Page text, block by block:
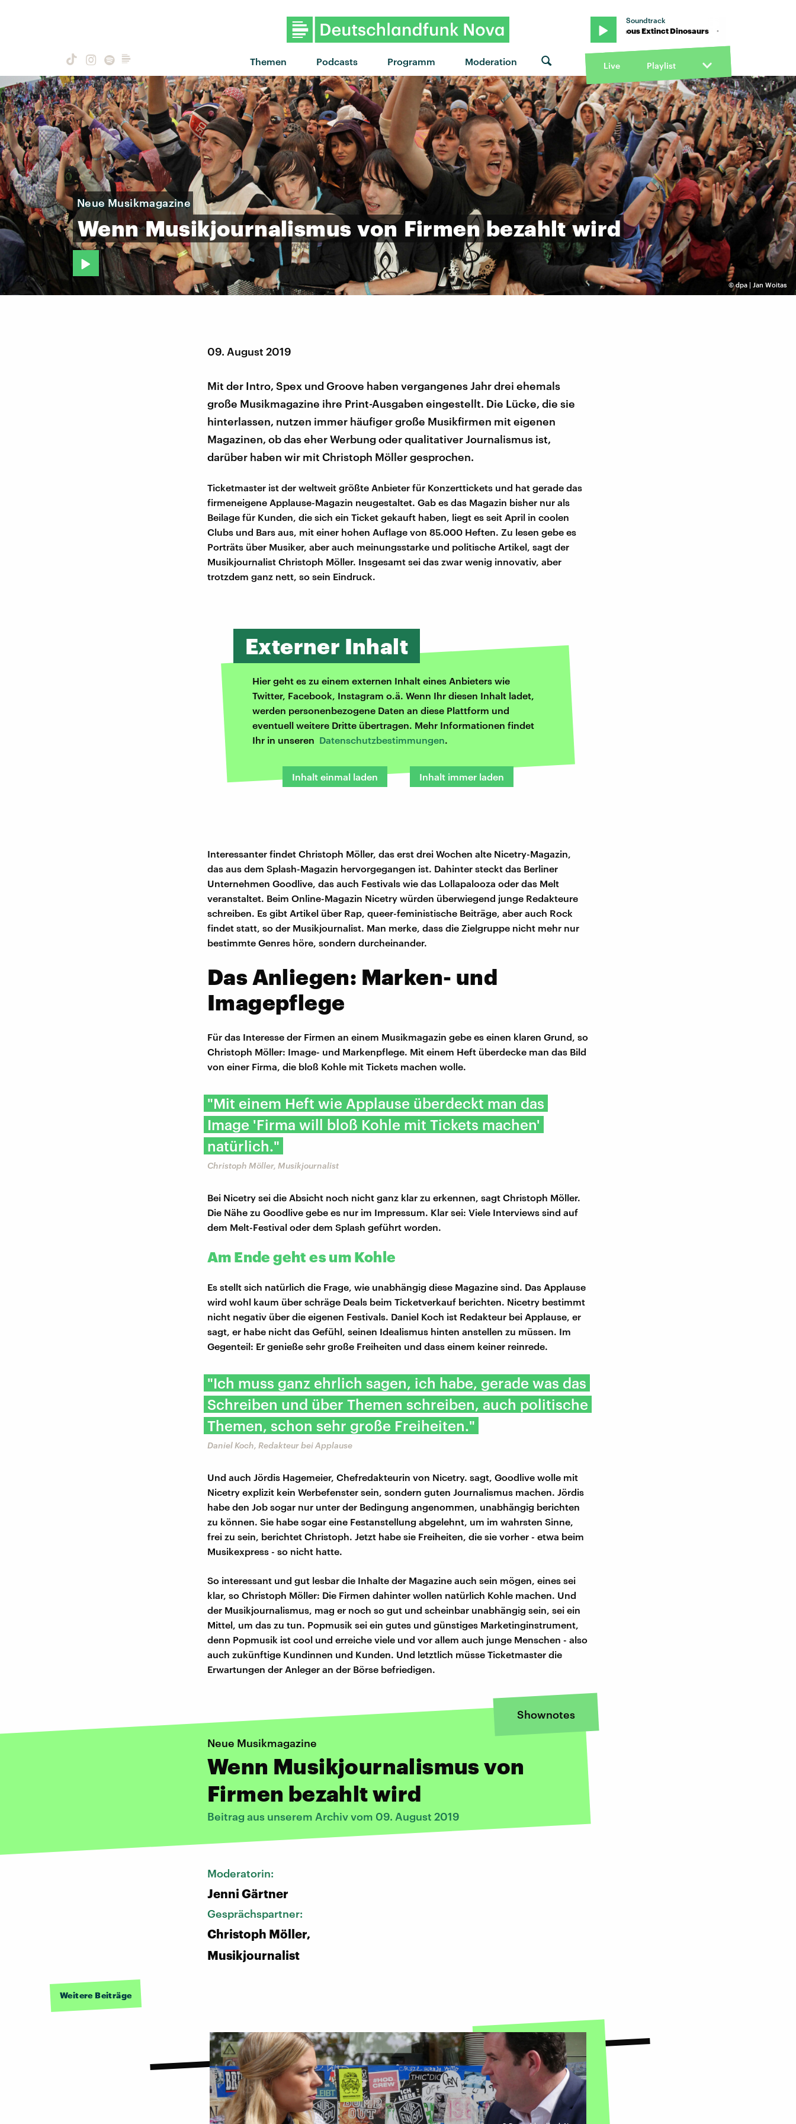
Themen Podcasts Programm Moderation
Soundtrack
"Never seen you dance" von Totally Enormous Extinct Dinosaurs · "Never seen you dance" von
Live Playlist
©dpa | Jan Woitas
Neue Musikmagazine
Wenn Musikjournalismus von Firmen bezahlt wird
09. August 2019
Mit der Intro, Spex und Groove haben vergangenes Jahr drei ehemals
große Musikmagazine ihre Print-Ausgaben eingestellt. Die Lücke, die sie
hinterlassen, nutzen immer häufiger große Musikfirmen mit eigenen
Magazinen, ob das eher Werbung oder qualitativer Journalismus ist,
darüber haben wir mit Christoph Möller gesprochen.
Ticketmaster ist der weltweit größte Anbieter für Konzerttickets und hat gerade das
firmeneigene Applause-Magazin neugestaltet. Gab es das Magazin bisher nur als
Beilage für Kunden, die sich ein Ticket gekauft haben, liegt es seit April in coolen
Clubs und Bars aus, mit einer hohen Auflage von 85.000 Heften. Zu lesen gebe es
Porträts über Musiker, aber auch meinungsstarke und politische Artikel, sagt der
Musikjournalist Christoph Möller. Insgesamt sei das zwar wenig innovativ, aber
trotzdem ganz nett, so sein Eindruck.
Externer Inhalt
Hier geht es zu einem externen Inhalt eines Anbieters wie
Twitter, Facebook, Instagram o.ä. Wenn Ihr diesen Inhalt ladet,
werden personenbezogene Daten an diese Plattform und
eventuell weitere Dritte übertragen. Mehr Informationen findet
Ihr in unseren Datenschutzbestimmungen.
Inhalt einmal laden Inhalt immer laden
Interessanter findet Christoph Möller, das erst drei Wochen alte Nicetry-Magazin,
das aus dem Splash-Magazin hervorgegangen ist. Dahinter steckt das Berliner
Unternehmen Goodlive, das auch Festivals wie das Lollapalooza oder das Melt
veranstaltet. Beim Online-Magazin Nicetry würden überwiegend junge Redakteure
schreiben. Es gibt Artikel über Rap, queer-feministische Beiträge, aber auch Rock
findet statt, so der Musikjournalist. Man merke, dass die Zielgruppe nicht mehr nur
bestimmte Genres höre, sondern durcheinander.
Das Anliegen: Marken- und
Imagepflege
Für das Interesse der Firmen an einem Musikmagazin gebe es einen klaren Grund, so
Christoph Möller: Image- und Markenpflege. Mit einem Heft überdecke man das Bild
von einer Firma, die bloß Kohle mit Tickets machen wolle.
"Mit einem Heft wie Applause überdeckt man das
Image 'Firma will bloß Kohle mit Tickets machen'
natürlich."
Christoph Möller, Musikjournalist
Bei Nicetry sei die Absicht noch nicht ganz klar zu erkennen, sagt Christoph Möller.
Die Nähe zu Goodlive gebe es nur im Impressum. Klar sei: Viele Interviews sind auf
dem Melt-Festival oder dem Splash geführt worden.
Am Ende geht es um Kohle
Es stellt sich natürlich die Frage, wie unabhängig diese Magazine sind. Das Applause
wird wohl kaum über schräge Deals beim Ticketverkauf berichten. Nicetry bestimmt
nicht negativ über die eigenen Festivals. Daniel Koch ist Redakteur bei Applause, er
sagt, er habe nicht das Gefühl, seinen Idealismus hinten anstellen zu müssen. Im
Gegenteil: Er genieße sehr große Freiheiten und dass einem keiner reinrede.
"Ich muss ganz ehrlich sagen, ich habe, gerade was das
Schreiben und über Themen schreiben, auch politische
Themen, schon sehr große Freiheiten."
Daniel Koch, Redakteur bei Applause
Und auch Jördis Hagemeier, Chefredakteurin von Nicetry. sagt, Goodlive wolle mit
Nicetry explizit kein Werbefenster sein, sondern guten Journalismus machen. Jördis
habe den Job sogar nur unter der Bedingung angenommen, unabhängig berichten
zu können. Sie habe sogar eine Festanstellung abgelehnt, um im wahrsten Sinne,
frei zu sein, berichtet Christoph. Jetzt habe sie Freiheiten, die sie vorher - etwa beim
Musikexpress - so nicht hatte.
So interessant und gut lesbar die Inhalte der Magazine auch sein mögen, eines sei
klar, so Christoph Möller: Die Firmen dahinter wollen natürlich Kohle machen. Und
der Musikjournalismus, mag er noch so gut und scheinbar unabhängig sein, sei ein
Mittel, um das zu tun. Popmusik sei ein gutes und günstiges Marketinginstrument,
denn Popmusik ist cool und erreiche viele und vor allem auch junge Menschen - also
auch zukünftige Kundinnen und Kunden. Und letztlich müsse Ticketmaster die
Erwartungen der Anleger an der Börse befriedigen.
Shownotes
Neue Musikmagazine
Wenn Musikjournalismus von
Firmen bezahlt wird
Beitrag aus unserem Archiv vom 09. August 2019
Moderatorin:
Jenni Gärtner
Gesprächspartner:
Christoph Möller,
Musikjournalist
Weitere Beiträge